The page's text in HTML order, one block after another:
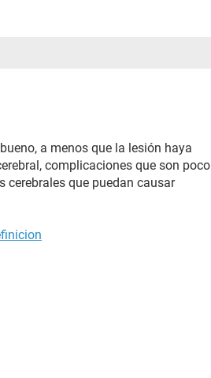
a menos que la lesión haya
complicaciones que son poco
cerebrales que puedan causar